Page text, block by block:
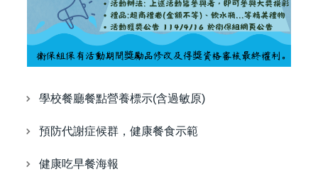
學校餐廳餐點營養標示(含過敏原)
預防代謝症候群，健康餐食示範
健康吃早餐海報